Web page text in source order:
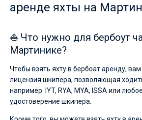
аренде яхты на
⛵ Что нужно для бербоут
Мартинике?
Чтобы взять яхту в бербоат аренду,
лицензия шкипера, позволяющая
например: IYT, RYA, MYA, ISSA или
удостоверение шкипера.